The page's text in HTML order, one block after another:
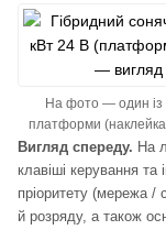
На фото — один із
платформи (наклейка
Вигляд спереду. На
клавіші керування
пріоритету (мережа /
й розряду, а також